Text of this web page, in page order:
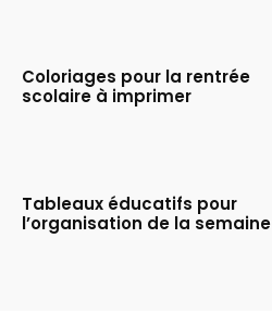
Coloriages pour la rentrée
scolaire à imprimer
Tableaux éducatifs pour
l’organisation de la semaine